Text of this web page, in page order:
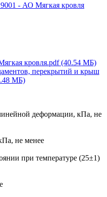
- АО Мягкая кровля
кровля.pdf (40.54 МБ)
перекрытий и крыш
МБ)
деформации, кПа, не
не менее
при температуре (25±1)